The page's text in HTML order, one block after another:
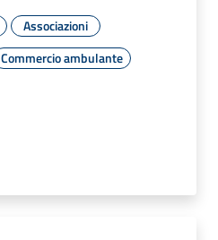
Associazioni
Commercio ambulante